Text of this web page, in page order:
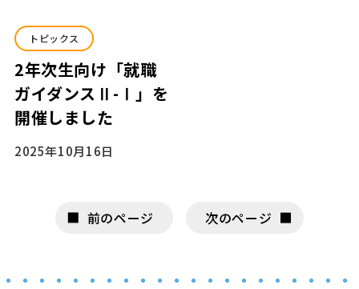
トピックス
2年次生向け「就職
ガイダンスⅡ-Ⅰ」を
開催しました
2025年10月16日
前のページ 次のページ